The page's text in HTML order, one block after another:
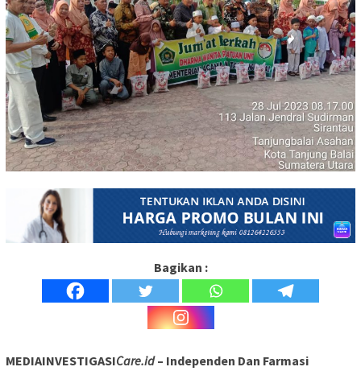
Bagikan :
MEDIAINVESTIGASICare.id– Independen Dan Farmasi